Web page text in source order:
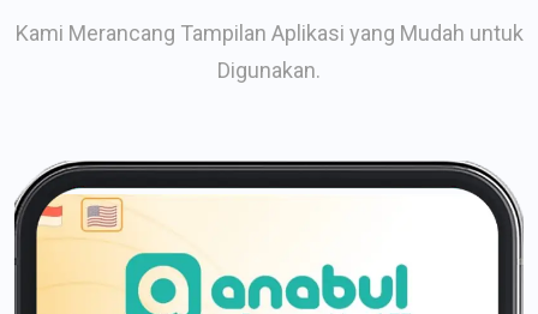
Kami Merancang Tampilan Aplikasi yang Mudah untuk
Digunakan.